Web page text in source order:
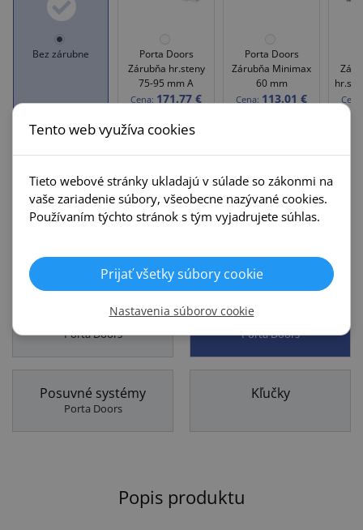
Bez zárubne
Porta Doors
Zárubňa hr.steny
75-95 mm A
Cena: 171.77 €
Porta Doors
Zárubňa Minimax
60 mm
Cena: 113.01 €
269,83 €
Množstvo: VLOŽIŤ DO KOŠÍKA
Príbuzné kategórie
Interiérové dvere
Porta Doors
Zárubne
Porta Doors
Posuvné systémy
Porta Doors
Kľučky
Popis produktu
Tento web využíva cookies
Tieto webové stránky ukladajú v súlade so zákonmi na
vaše zariadenie súbory, všeobecne nazývané cookies.
Používaním týchto stránok s tým vyjadrujete súhlas.
Prijať všetky súbory cookie
Nastavenia súborov cookie